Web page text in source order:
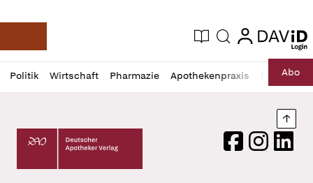
Deutsche Apotheker Zeitung
Aktuelle Ausgabe
Suche login
login
Politik Wirtschaft Pharmazie Apothekenpraxis RechtAbo
Profil
öffnen
Daz
Pur
Deutscher Apotheker Verlag Logo
FacebookInstagram